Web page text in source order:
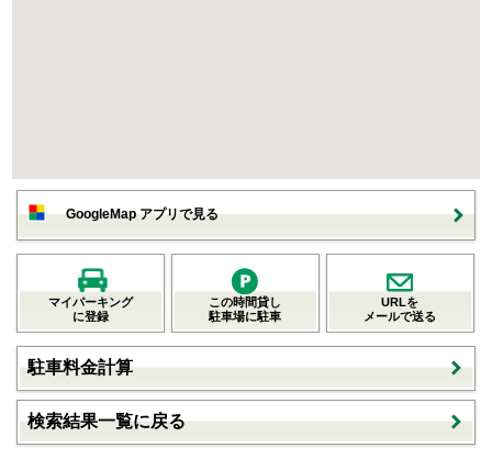
GoogleMap アプリで見る
マイパーキング
に登録
この時間貸し
駐車場に駐車
URLを
メールで送る
駐車料金計算
検索結果一覧に戻る